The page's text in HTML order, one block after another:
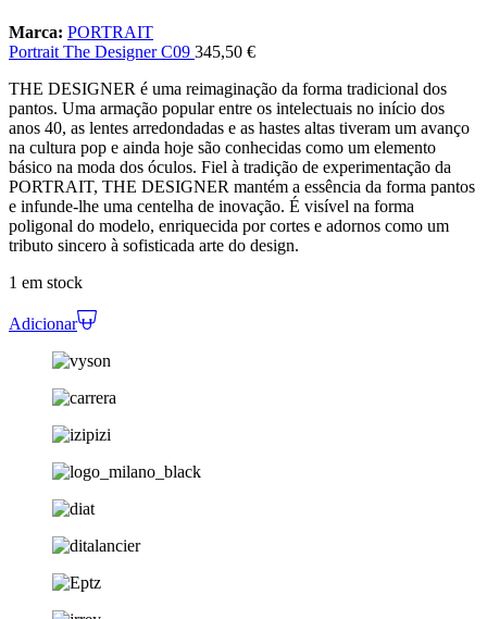
Marca: PORTRAIT
Portrait The Designer C09 345,50 €
THE DESIGNER é uma reimaginação da forma tradicional dos
pantos. Uma armação popular entre os intelectuais no início dos
anos 40, as lentes arredondadas e as hastes altas tiveram um avanço
na cultura pop e ainda hoje são conhecidas como um elemento
básico na moda dos óculos. Fiel à tradição de experimentação da
PORTRAIT, THE DESIGNER mantém a essência da forma pantos
e infunde-lhe uma centelha de inovação. É visível na forma
poligonal do modelo, enriquecida por cortes e adornos como um
tributo sincero à sofisticada arte do design.
1 em stock
Adicionar